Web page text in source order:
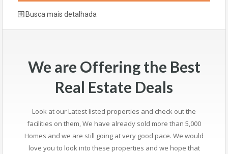
Busca mais detalhada
We are Offering the Best
Real Estate Deals
Look at our Latest listed properties and check out the
facilities on them, We have already sold more than 5,000
Homes and we are still going at very good pace. We would
love you to look into these properties and we hope that